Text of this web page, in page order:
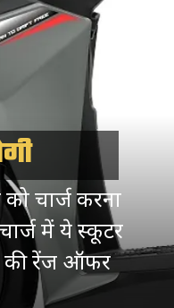
चार्ज करना
में ये स्कूटर
की रेंज ऑफर